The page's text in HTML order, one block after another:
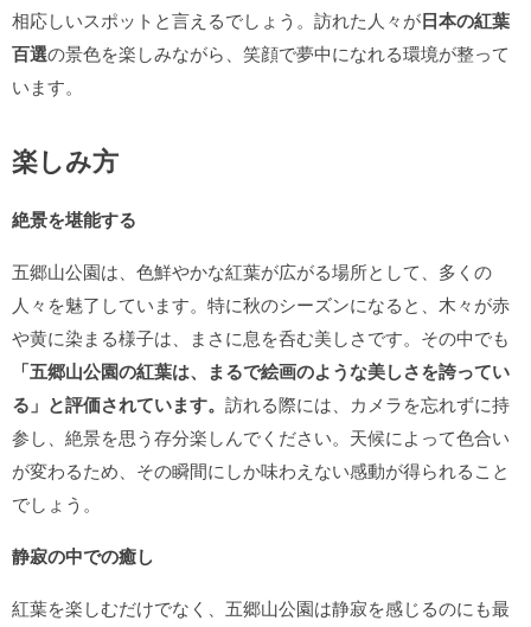
相応しいスポットと言えるでしょう。訪れた人々が日本の紅葉
百選の景色を楽しみながら、笑顔で夢中になれる環境が整って
います。
楽しみ方
絶景を堪能する
五郷山公園は、色鮮やかな紅葉が広がる場所として、多くの
人々を魅了しています。特に秋のシーズンになると、木々が赤
や黄に染まる様子は、まさに息を呑む美しさです。その中でも
「五郷山公園の紅葉は、まるで絵画のような美しさを誇ってい
る」と評価されています。 訪れる際には、カメラを忘れずに持
参し、絶景を思う存分楽しんでください。天候によって色合い
が変わるため、その瞬間にしか味わえない感動が得られること
でしょう。
静寂の中での癒し
紅葉を楽しむだけでなく、五郷山公園は静寂を感じるのにも最